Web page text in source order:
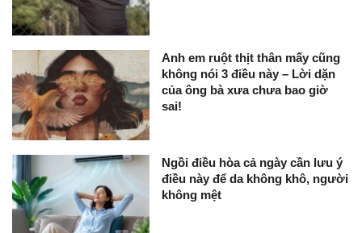
Anh em ruột thịt thân mấy cũng
không nói 3 điều này – Lời dặn
của ông bà xưa chưa bao giờ
sai!
Ngồi điều hòa cả ngày cần lưu ý
điều này để da không khô, người
không mệt